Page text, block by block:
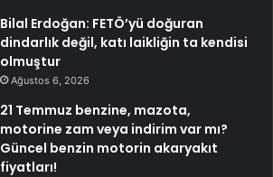
Bilal Erdoğan: FETÖ’yü doğuran
dindarlık değil, katı laikliğin ta kendisi
olmuştur
Ağustos 6, 2026
21 Temmuz benzine, mazota,
motorine zam veya indirim var mı?
Güncel benzin motorin akaryakıt
fiyatları!